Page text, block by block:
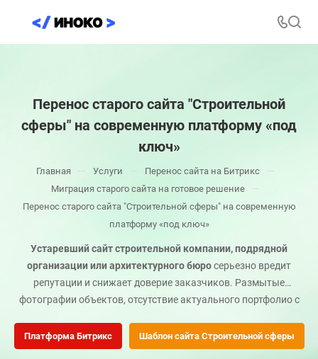
Перенос старого сайта "Строительной
сферы" на современную платформу «под
ключ»
Главная — Услуги — Перенос сайта на Битрикс —
Миграция старого сайта на готовое решение —
Перенос старого сайта "Строительной сферы" на современную
платформу «под ключ»
Устаревший сайт строительной компании, подрядной
организации или архитектурного бюросерьезно вредит
репутации и снижает доверие заказчиков. Размытые
фотографии объектов, отсутствие актуального портфолио с
сметы и просмотром 3D-планировок заставляют
потенциальных клиентов сомневаться в вашем
Платформа Битрикс Шаблон сайта Строительной сферы